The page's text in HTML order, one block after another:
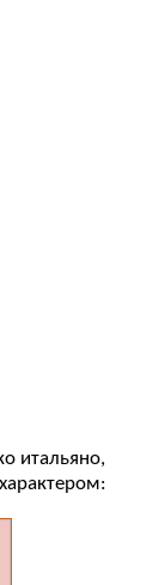
итальяно,